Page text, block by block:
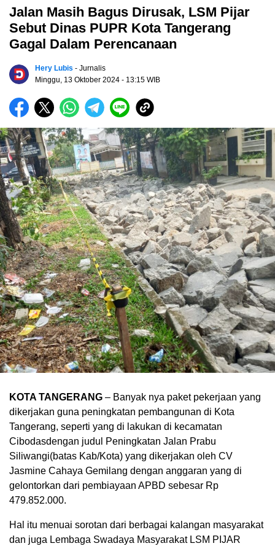
Jalan Masih Bagus Dirusak, LSM Pijar
Sebut Dinas PUPR Kota Tangerang
Gagal Dalam Perencanaan
Hery Lubis - Jurnalis
Minggu, 13 Oktober 2024 - 13:15 WIB
KOTA TANGERANG – Banyak nya paket pekerjaan yang
dikerjakan guna peningkatan pembangunan di Kota
Tangerang, seperti yang di lakukan di kecamatan
Cibodasdengan judul Peningkatan Jalan Prabu
Siliwangi(batas Kab/Kota) yang dikerjakan oleh CV
Jasmine Cahaya Gemilang dengan anggaran yang di
gelontorkan dari pembiayaan APBD sebesar Rp
479.852.000.
Hal itu menuai sorotan dari berbagai kalangan masyarakat
dan juga Lembaga Swadaya Masyarakat LSM PIJAR